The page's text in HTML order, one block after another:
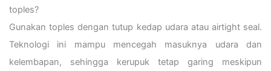
toples?
Gunakan toples dengan tutup kedap udara atau airtight seal.
Teknologi ini mampu mencegah masuknya udara dan
kelembapan, sehingga kerupuk tetap garing meskipun